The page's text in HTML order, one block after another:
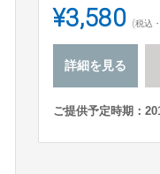
¥3,580 (税込
詳細を見る
ご提供予定時期：